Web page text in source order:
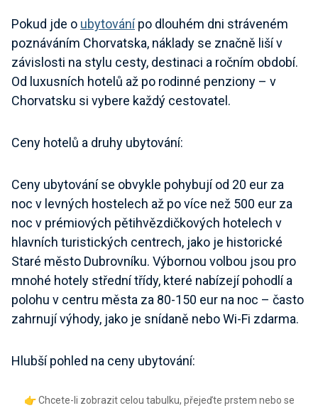
Pokud jde o ubytovánípo dlouhém dni stráveném
poznáváním Chorvatska, náklady se značně liší v
závislosti na stylu cesty, destinaci a ročním období.
Od luxusních hotelů až po rodinné penziony – v
Chorvatsku si vybere každý cestovatel.
Ceny hotelů a druhy ubytování:
Ceny ubytování se obvykle pohybují od 20 eur za
noc v levných hostelech až po více než 500 eur za
noc v prémiových pětihvězdičkových hotelech v
hlavních turistických centrech, jako je historické
Staré město Dubrovníku. Výbornou volbou jsou pro
mnohé hotely střední třídy, které nabízejí pohodlí a
polohu v centru města za 80-150 eur na noc – často
zahrnují výhody, jako je snídaně nebo Wi-Fi zdarma.
Hlubší pohled na ceny ubytování:
👉 Chcete-li zobrazit celou tabulku, přejeďte prstem nebo se